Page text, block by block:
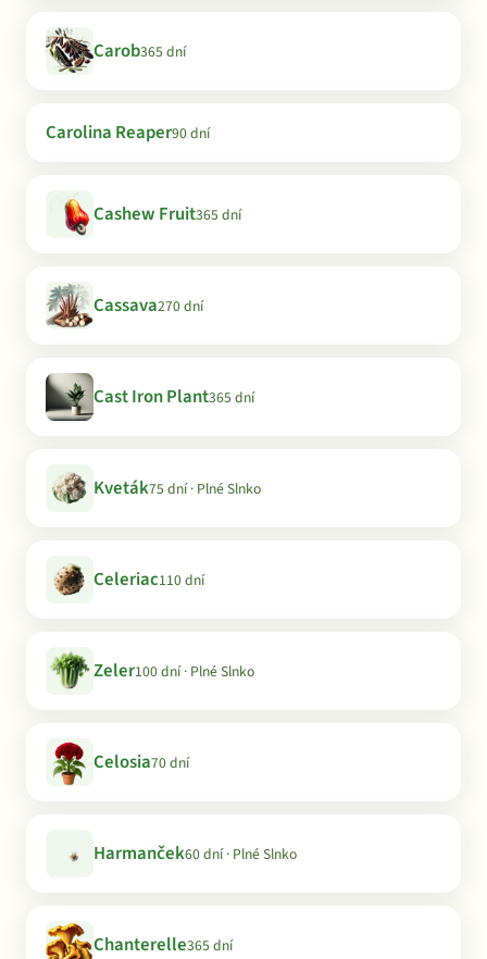
Carob365 dní
Carolina Reaper90 dní
Cashew Fruit365 dní
Cassava270 dní
Cast Iron Plant365 dní
Kveták75 dní · Plné Slnko
Celeriac110 dní
Zeler100 dní · Plné Slnko
Celosia70 dní
Harmanček60 dní · Plné Slnko
Chanterelle365 dní